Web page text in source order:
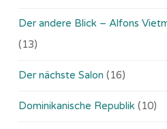
Der andere Blick – Alfons
(13)
Der nächste Salon (16)
Dominikanische Republik (10)